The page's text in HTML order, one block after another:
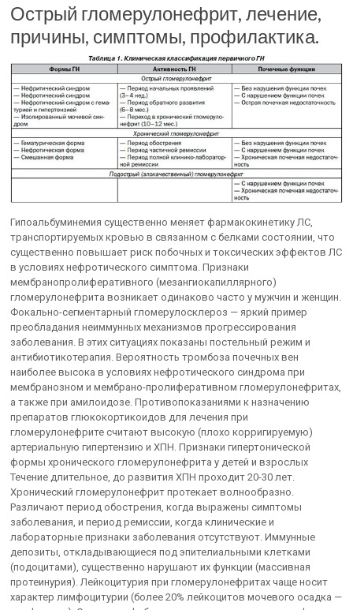
Острый гломерулонефрит, лечение,
причины, симптомы, профилактика.
Гипоальбуминемия существенно меняет фармакокинетику ЛС,
транспортируемых кровью в связанном с белками состоянии, что
существенно повышает риск побочных и токсических эффектов ЛС
в условиях нефротического симптома. Признаки
мембранопролиферативного (мезангиокапиллярного)
гломерулонефрита возникает одинаково часто у мужчин и женщин.
Фокально-сегментарный гломерулосклероз — яркий пример
преобладания неиммунных механизмов прогрессирования
заболевания. В этих ситуациях показаны постельный режим и
антибиотикотерапия. Вероятность тромбоза почечных вен
наиболее высока в условиях нефротического синдрома при
мембранозном и мембрано-пролиферативном гломерулонефритах,
а также при амилоидозе. Противопоказаниями к назначению
препаратов глюкокортикоидов для лечения при
гломерулонефрите считают высокую (плохо корригируемую)
артериальную гипертензию и ХПН. Признаки гипертонической
формы хронического гломерулонефрита у детей и взрослых
Течение длительное, до развития ХПН проходит 20-30 лет.
Хронический гломерулонефрит протекает волнообразно.
Различают период обострения, когда выражены симптомы
заболевания, и период ремиссии, когда клинические и
лабораторные признаки заболевания отсутствуют. Иммунные
депозиты, откладывающиеся под эпителиальными клетками
(подоцитами), существенно нарушают их функции (массивная
протеинурия). Лейкоцитурия при гломерулонефритах чаще носит
характер лимфоцитурии (более 20% лейкоцитов мочевого осадка —